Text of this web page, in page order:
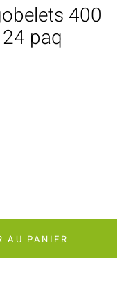
400
paq
AU PANIER